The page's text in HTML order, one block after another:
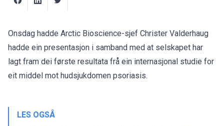
Onsdag hadde Arctic Bioscience-sjef Christer Valderhaug
hadde ein presentasjon i samband med at selskapet har
lagt fram dei første resultata frå ein internasjonal studie for
eit middel mot hudsjukdomen psoriasis.
LES OGSÅ